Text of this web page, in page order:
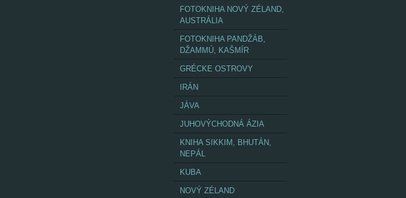
FOTOKNIHA NOVÝ ZÉLAND,
AUSTRÁLIA
FOTOKNIHA PANDŽÁB,
DŽAMMÚ, KAŠMÍR
GRÉCKE OSTROVY
IRÁN
JÁVA
JUHOVÝCHODNÁ ÁZIA
KNIHA SIKKIM, BHUTÁN,
NEPÁL
KUBA
NOVÝ ZÉLAND